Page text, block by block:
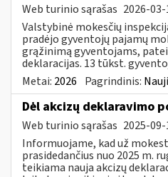
Web turinio sąrašas 2026-03-
Valstybinė mokesčių
pradėjo gyventojų pajamų
grąžinimą gyventojams,
deklaracijas. 13 tūkst.
Metai: 2026 Pagrindinis:
​​​​​​​Dėl akcizų deklaravimo
Web turinio sąrašas 2025-09-
Informuojame, kad už
prasidedančius nuo 2025 m.
teikiama nauja akcizų